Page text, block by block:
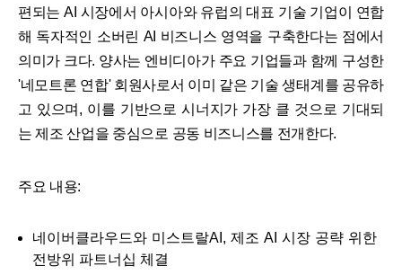
편되는 AI 시장에서 아시아와 유럽의 대표 기술 기업이 연합
해 독자적인 소버린 AI 비즈니스 영역을 구축한다는 점에서
의미가 크다. 양사는 엔비디아가 주요 기업들과 함께 구성한
'네모트론 연합' 회원사로서 이미 같은 기술 생태계를 공유하
고 있으며, 이를 기반으로 시너지가 가장 클 것으로 기대되
는 제조 산업을 중심으로 공동 비즈니스를 전개한다.
주요 내용:
네이버클라우드와 미스트랄AI, 제조 AI 시장 공략 위한
전방위 파트너십 체결